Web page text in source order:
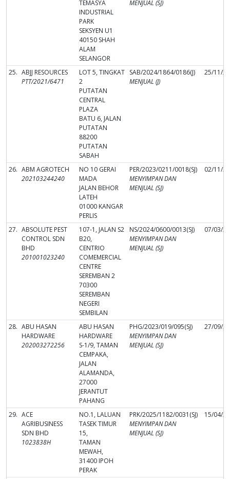
TEMASYA
INDUSTRIAL
PARK
SEKSYEN U1
40150 SHAH
ALAM
SELANGOR
MENJUAL (SJ)
25. ABJJ RESOURCES
PTT/2021/6471
LOT 5, TINGKAT
2
PUTATAN
CENTRAL
PLAZA
BATU 6, JALAN
PUTATAN
88200
PUTATAN
SABAH
SAB/2024/1864/0186(J)
MENJUAL (J)
25/11/
26. ABM AGROTECH
202103244240
NO 10 GERAI
MADA
JALAN BEHOR
LATEH
01000 KANGAR
PERLIS
PER/2023/0211/0018(SJ)
MENYIMPAN DAN
MENJUAL (SJ)
02/11/
27. ABSOLUTE PEST
CONTROL SDN
BHD
201001023240
107-1, JALAN S2
B20,
CENTRIO
COMEMERCIAL
CENTRE
SEREMBAN 2
70300
SEREMBAN
NEGERI
SEMBILAN
NS/2024/0600/0013(SJ)
MENYIMPAN DAN
MENJUAL (SJ)
07/03/
28. ABU HASAN
HARDWARE
202003272256
ABU HASAN
HARDWARE
S-1/9, TAMAN
CEMPAKA,
JALAN
ALAMANDA,
27000
JERANTUT
PAHANG
PHG/2023/019/095(SJ)
MENYIMPAN DAN
MENJUAL (SJ)
27/09/
29. ACE
AGRIBUSINESS
SDN BHD
1023838H
NO.1, LALUAN
TASEK TIMUR
15,
TAMAN
MEWAH,
31400 IPOH
PERAK
PRK/2025/1182/0031(SJ)
MENYIMPAN DAN
MENJUAL (SJ)
15/04/